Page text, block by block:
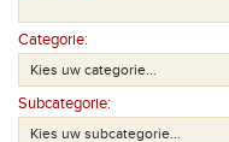
Categorie:
Subcategorie: